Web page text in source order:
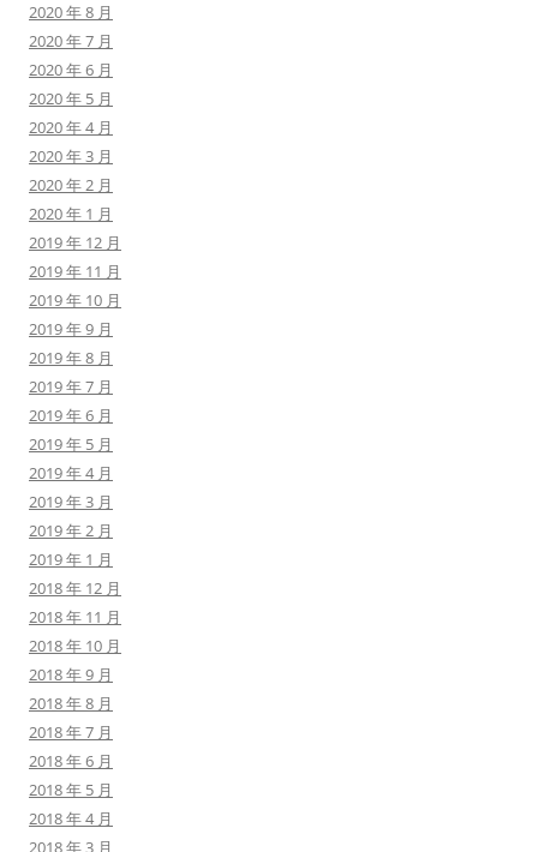
2020 年 8 月
2020 年 7 月
2020 年 6 月
2020 年 5 月
2020 年 4 月
2020 年 3 月
2020 年 2 月
2020 年 1 月
2019 年 12 月
2019 年 11 月
2019 年 10 月
2019 年 9 月
2019 年 8 月
2019 年 7 月
2019 年 6 月
2019 年 5 月
2019 年 4 月
2019 年 3 月
2019 年 2 月
2019 年 1 月
2018 年 12 月
2018 年 11 月
2018 年 10 月
2018 年 9 月
2018 年 8 月
2018 年 7 月
2018 年 6 月
2018 年 5 月
2018 年 4 月
2018 年 3 月